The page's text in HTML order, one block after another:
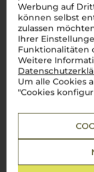
Werbung auf
können selbst
zulassen
Ihrer
Funktionalitäten
Weitere
Um alle Cookies
"Cookies